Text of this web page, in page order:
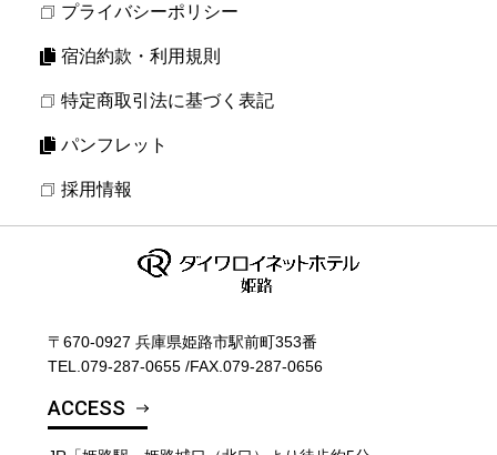
プライバシーポリシー
宿泊約款・利用規則
特定商取引法に基づく表記
パンフレット
採用情報
〒670-0927 兵庫県姫路市駅前町353番
TEL. 079-287-0655 /FAX.079-287-0656
ACCESS